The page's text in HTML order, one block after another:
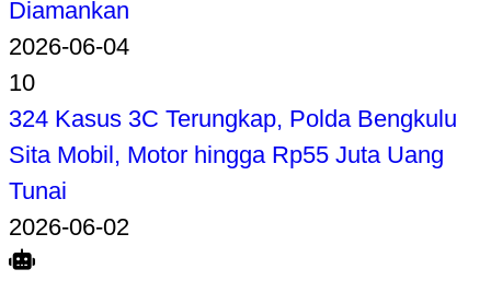
Diamankan
2026-06-04
10
324 Kasus 3C Terungkap, Polda Bengkulu
Sita Mobil, Motor hingga Rp55 Juta Uang
Tunai
2026-06-02